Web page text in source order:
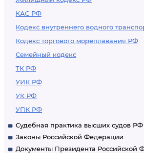
КАС РФ
Кодекс внутреннего водного
Кодекс торгового мореплавания РФ
Семейный кодекс
ТК РФ
УИК РФ
УК РФ
УПК РФ
Судебная практика высших судов РФ
Законы Российской Федерации
Документы Президента Российской